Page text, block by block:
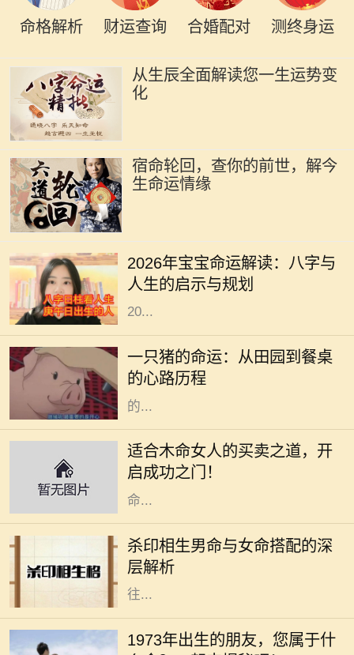
命格解析 财运查询 合婚配对 测终身运
从生辰全面解读您一生运势变
化
宿命轮回，查你的前世，解今
生命运情缘
2026年宝宝命运解读：八字与
人生的启示与规划
一直以来备受关注。每一个新生命的
降临，都与其出生年份、月份、日期
和时间紧密相连。从这个角度出发，
20...
一只猪的命运：从田园到餐桌
的心路历程
在阳光明媚的午后，农田里传来阵阵
悦耳的叫声，一只肥胖的猪悠然自得
地在泥土中打滚。它的生活似乎无忧
无虑，每天享受着阳光、青草和农民
的...
适合木命女人的买卖之道，开
启成功之门！
木命女人在五行中代表着生机与创造
力，她们通常具有强烈的好奇心和创
造精神，适合从事与艺术、教育、咨
询等相关的行业。本文将深入探讨木
命...
杀印相生男命与女命搭配的深
层解析
在命理学中，男女命的搭配一直是一
个重要的话题，尤其是杀印相生的男
命。这种命格的特点是：杀星有力，
印绶相生，意味着这个男性的个性往
往...
1973年出生的朋友，您属于什
在中华文化中，每个人的命运都与其
出生的年份、五行和生肖密切相关。
1973年，这个年份不仅是新历史的起